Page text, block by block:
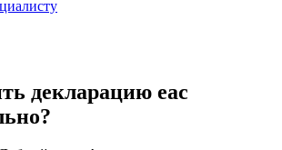
декларацию еас